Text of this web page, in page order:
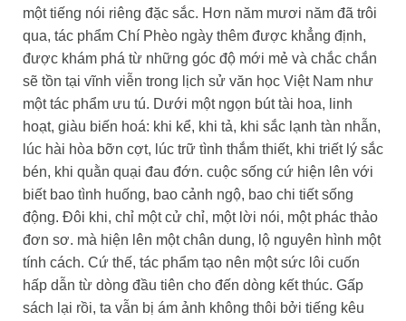
một tiếng nói riêng đặc sắc. Hơn năm mươi năm đã trôi
qua, tác phẩm Chí Phèo ngày thêm được khẳng định,
được khám phá từ những góc độ mới mẻ và chắc chắn
sẽ tồn tại vĩnh viễn trong lịch sử văn học Việt Nam như
một tác phẩm ưu tú. Dưới một ngọn bút tài hoa, linh
hoạt, giàu biến hoá: khi kể, khi tả, khi sắc lạnh tàn nhẫn,
lúc hài hòa bỡn cợt, lúc trữ tình thắm thiết, khi triết lý sắc
bén, khi quằn quại đau đớn. cuộc sống cứ hiện lên với
biết bao tình huống, bao cảnh ngộ, bao chi tiết sống
động. Đôi khi, chỉ một cử chỉ, một lời nói, một phác thảo
đơn sơ. mà hiện lên một chân dung, lộ nguyên hình một
tính cách. Cứ thế, tác phẩm tạo nên một sức lôi cuốn
hấp dẫn từ dòng đầu tiên cho đến dòng kết thúc. Gấp
sách lại rồi, ta vẫn bị ám ảnh không thôi bởi tiếng kêu